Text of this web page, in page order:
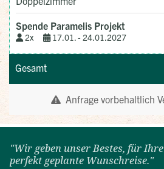
"Wir geben unser Bestes, für Ihre
perfekt geplante Wunschreise."